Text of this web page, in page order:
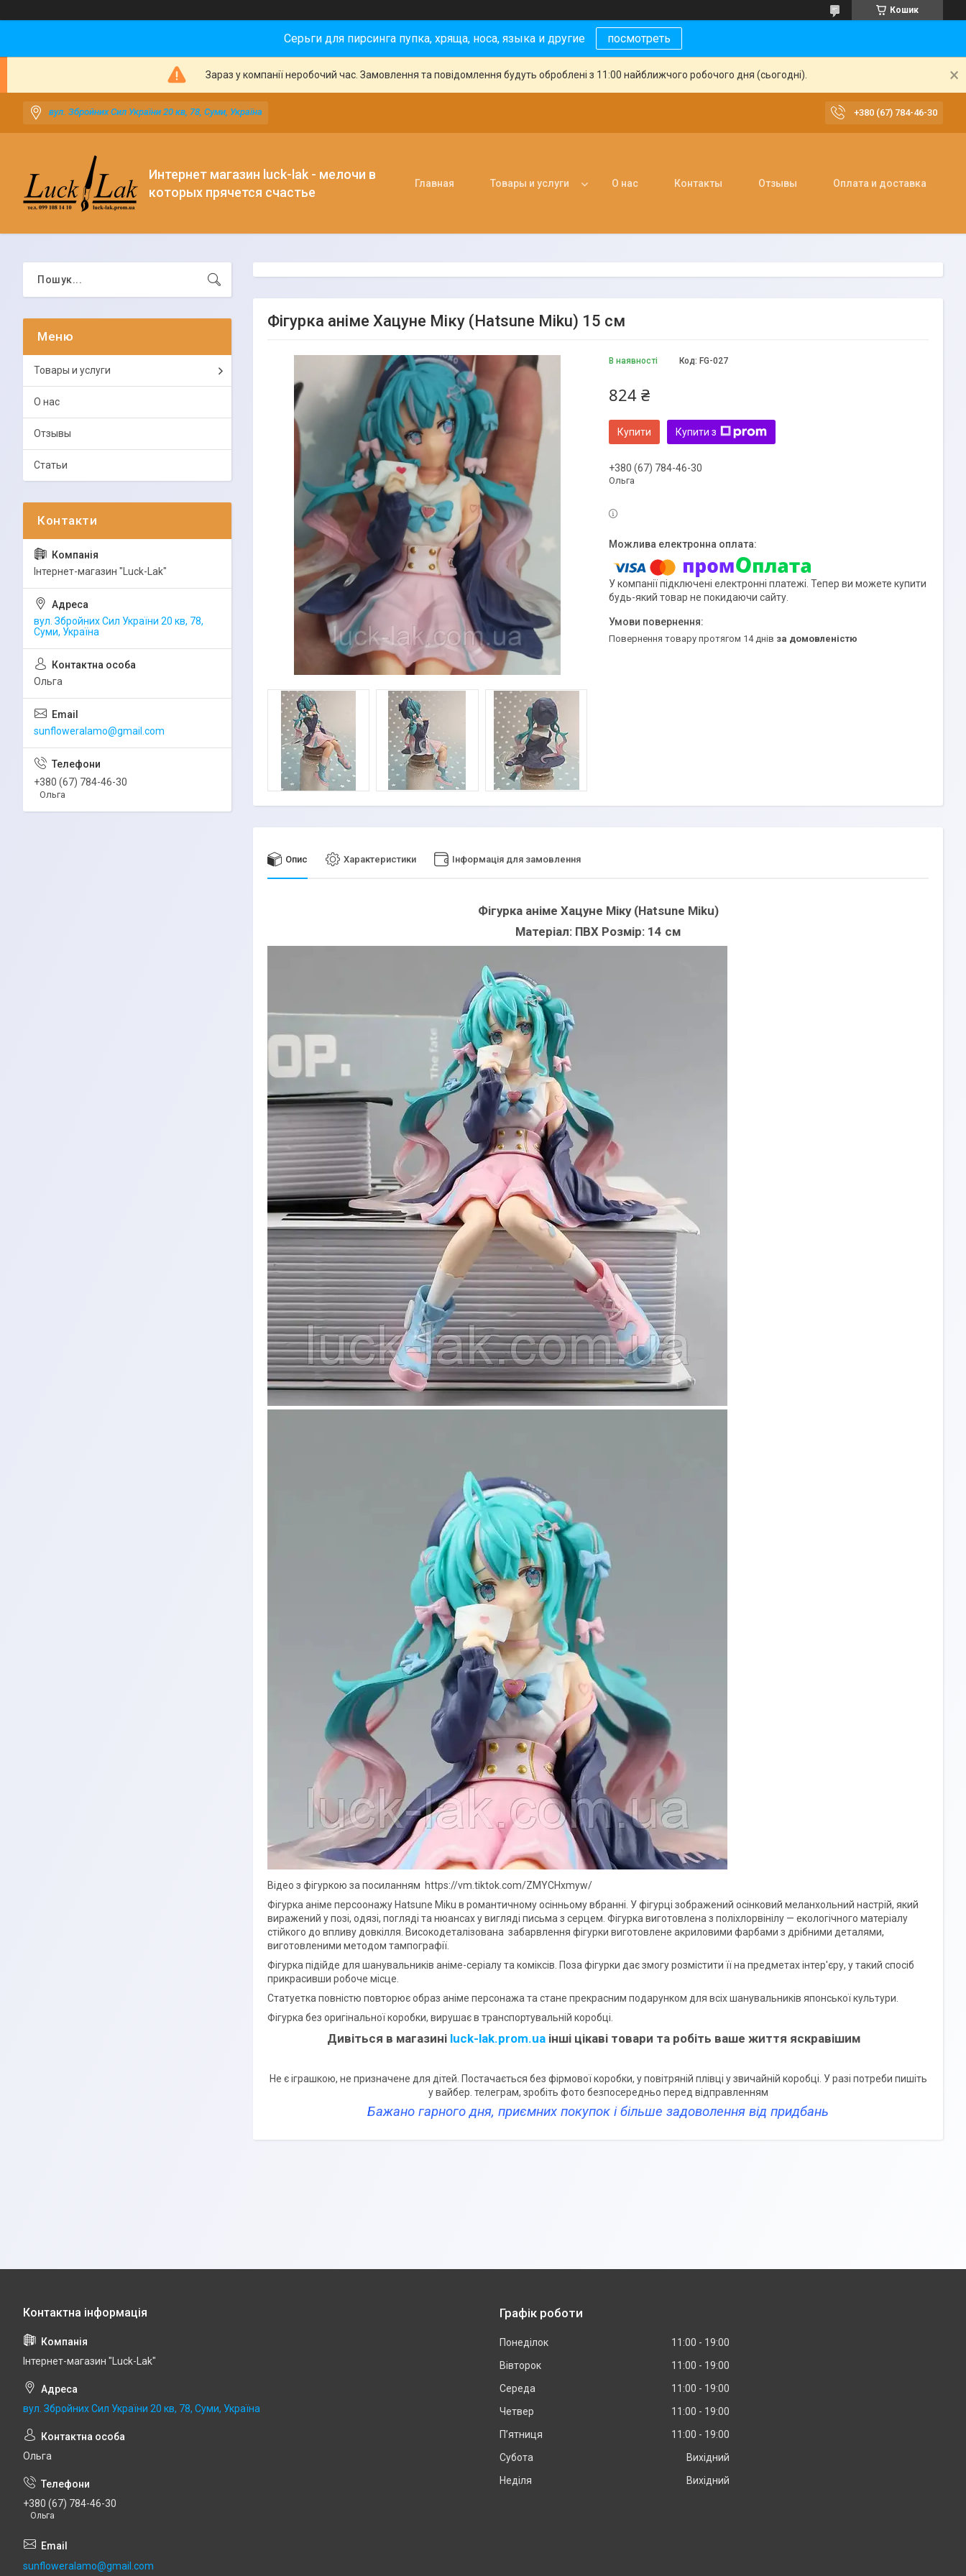
Кошик
Серьги для пирсинга пупка, хряща, носа, языка и другие посмотреть
Зараз у компанії неробочий час. Замовлення та повідомлення будуть оброблені з 11:00 найближчого робочого дня (сьогодні).
вул. Збройних Сил України 20 кв, 78, Суми, Україна +380 (67) 784-46-30
Интернет магазин luck-lak - мелочи в
которых прячется счастье
Главная Товары и услуги О нас Контакты Отзывы Оплата и доставка
Фігурка аніме Хацуне Міку (Hatsune Miku) 15 см
В наявності Код: FG-027
824 ₴
Купити Купити з
+380 (67) 784-46-30
Ольга
У компанії підключені електронні платежі. Тепер ви можете купити
будь-який товар не покидаючи сайту.
повернення товару протягом 14 днів за домовленістю
Опис Характеристики Інформація для замовлення
Фігурка аніме Хацуне Міку (Hatsune Miku)
Матеріал: ПВХ Розмір: 14 см
Відео з фігуркою за посиланням https://vm.tiktok.com/ZMYCHxmyw/
Фігурка аніме персоонажу Hatsune Miku в романтичному осінньому вбранні. У фігурці зображений осінковий меланхольний настрій, який
виражений у позі, одязі, погляді та нюансах у вигляді письма з серцем. Фігурка виготовлена з поліхлорвінілу — екологічного матеріалу
стійкого до впливу довкілля. Високодеталізована забарвлення фігурки виготовлене акриловими фарбами з дрібними деталями,
виготовленими методом тампографії.
Фігурка підійде для шанувальників аніме-серіалу та коміксів. Поза фігурки дає змогу розмістити її на предметах інтер'єру, у такий спосіб
прикрасивши робоче місце.
Статуетка повністю повторює образ аніме персонажа та стане прекрасним подарунком для всіх шанувальників японської культури.
Фігурка без оригінальної коробки, вирушає в транспортувальній коробці.
Дивіться в магазині luck-lak.prom.ua інші цікаві товари та робіть ваше життя яскравішим
Не є іграшкою, не призначене для дітей. Постачається без фірмової коробки, у повітряній плівці у звичайній коробці. У разі потреби пишіть
у вайбер. телеграм, зробіть фото безпосередньо перед відправленням
Бажано гарного дня, приємних покупок і більше задоволення від придбань
Товары и услуги
О нас
Отзывы
Статьи
Інтернет-магазин "Luck-Lak"
вул. Збройних Сил України 20 кв, 78,
Суми, Україна
Ольга
sunfloweralamo@gmail.com
+380 (67) 784-46-30
Ольга
Інтернет-магазин "Luck-Lak"
вул. Збройних Сил України 20 кв, 78, Суми, Україна
Ольга
+380 (67) 784-46-30
Ольга
sunfloweralamo@gmail.com
Графік роботи
Понеділок 11:00
19:00
Вівторок
11:00
19:00
Середа
11:00
19:00
Четвер
11:00
19:00
Пʼятниця
11:00
19:00
Субота
Вихідний
Неділя
Вихідний